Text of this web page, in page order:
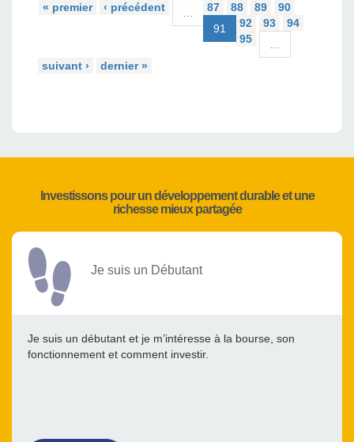
« premier ‹ précédent … 87 88 89
90
91
92 93
94
95
…
suivant ›
dernier »
Investissons pour un développement durable et une
richesse mieux partagée
Je suis un Débutant
Je suis un débutant et je m’intéresse à la bourse, son
fonctionnement et comment investir.